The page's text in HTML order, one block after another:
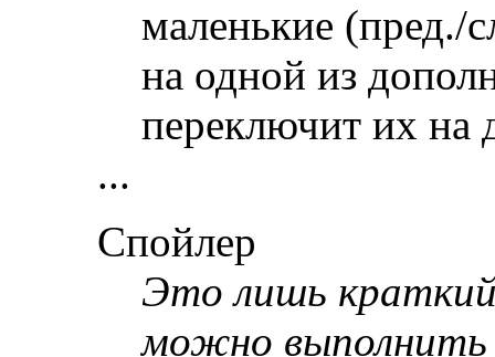
маленькие (пред./
на одной из
переключит их на
...
Спойлер
Это лишь
можно